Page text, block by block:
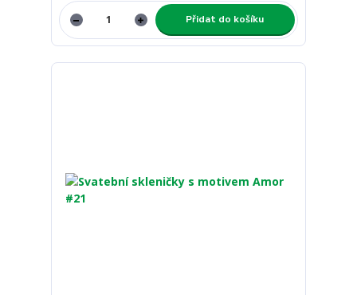
Přidat do košíku